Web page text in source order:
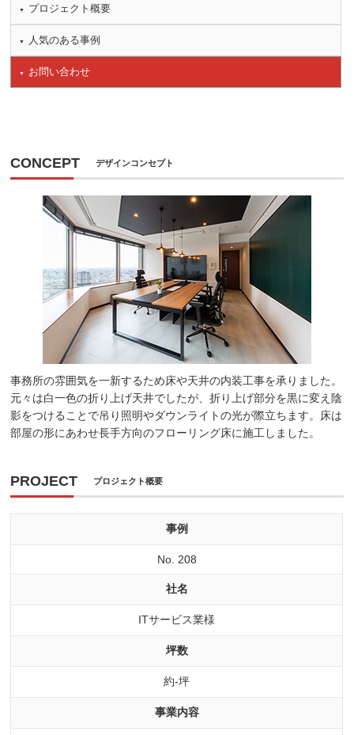
プロジェクト概要
人気のある事例
お問い合わせ
CONCEPT デザインコンセプト
事務所の雰囲気を一新するため床や天井の内装工事を承りました。
元々は白一色の折り上げ天井でしたが、折り上げ部分を黒に変え陰
影をつけることで吊り照明やダウンライトの光が際立ちます。床は
部屋の形にあわせ長手方向のフローリング床に施工しました。
PROJECT プロジェクト概要
事例
No. 208
社名
ITサービス業様
坪数
約-坪
事業内容